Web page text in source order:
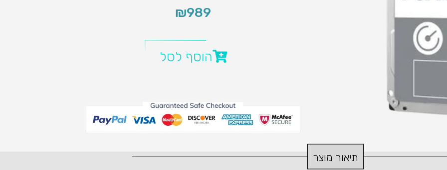
₪989
הוסף לסל
תיאור מוצר